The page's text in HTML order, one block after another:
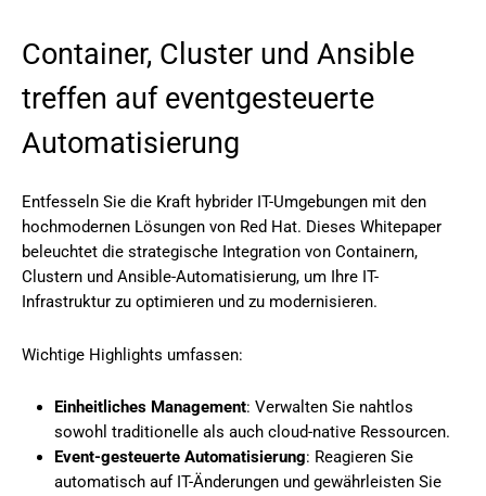
Container, Cluster und Ansible
treffen auf eventgesteuerte
Automatisierung
Entfesseln Sie die Kraft hybrider IT-Umgebungen mit den
hochmodernen Lösungen von Red Hat. Dieses Whitepaper
beleuchtet die strategische Integration von Containern,
Clustern und Ansible-Automatisierung, um Ihre IT-
Infrastruktur zu optimieren und zu modernisieren.
Wichtige Highlights umfassen:
Einheitliches Management: Verwalten Sie nahtlos
sowohl traditionelle als auch cloud-native Ressourcen.
Event-gesteuerte Automatisierung: Reagieren Sie
automatisch auf IT-Änderungen und gewährleisten Sie